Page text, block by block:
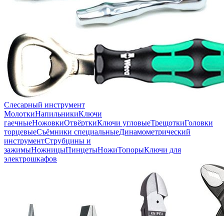
Слесарный инструмент
МолоткиНапильникиКлючи
гаечныеНожовкиОтвёрткиКлючи угловыеТрещоткиГоловки
торцевыеСъёмники специальныеДинамометрический
инструментСтрубцины и
зажимыНожницыПинцетыНожиТопорыКлючи для
электрошкафов